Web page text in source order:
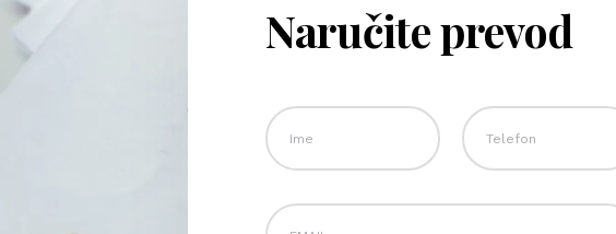
Naručite prevod